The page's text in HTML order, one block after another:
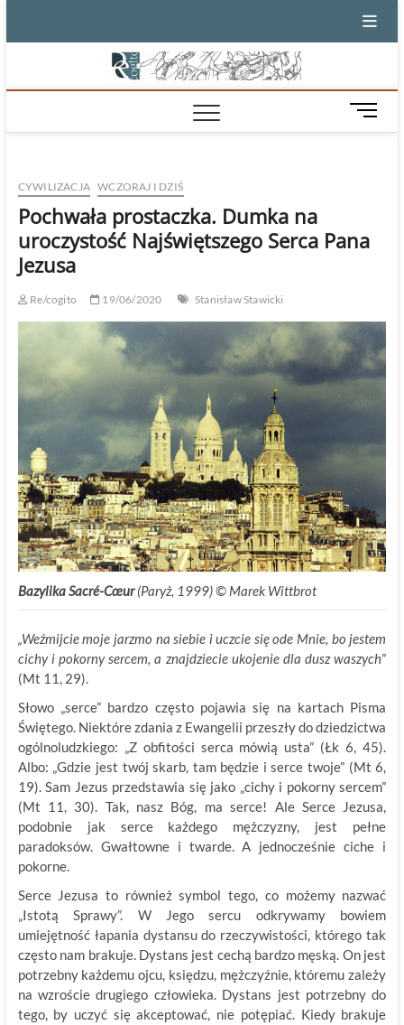
M
e
t
CYWILIZACJA WCZORAJ I DZIŚ
Pochwała prostaczka. Dumka na
uroczystość Najświętszego Serca Pana
Jezusa
Re/cogito 19/06/2020 Stanisław Stawicki
Bazylika Sacré-Cœur(Paryż, 1999) © Marek Wittbrot
„Weźmijcie moje jarzmo na siebie i uczcie się ode Mnie, bo jestem
cichy i pokorny sercem, a znajdziecie ukojenie dla dusz waszych”
(Mt 11, 29).
Słowo „serce” bardzo często pojawia się na kartach Pisma
Świętego. Niektóre zdania z Ewangelii przeszły do dziedzictwa
ogólnoludzkiego: „Z obfitości serca mówią usta” (Łk 6, 45).
Albo: „Gdzie jest twój skarb, tam będzie i serce twoje” (Mt 6,
19). Sam Jezus przedstawia się jako „cichy i pokorny sercem”
(Mt 11, 30). Tak, nasz Bóg, ma serce! Ale Serce Jezusa,
podobnie jak serce każdego mężczyzny, jest pełne
paradoksów. Gwałtowne i twarde. A jednocześnie ciche i
pokorne.
Serce Jezusa to również symbol tego, co możemy nazwać
„Istotą Sprawy”. W Jego sercu odkrywamy bowiem
umiejętność łapania dystansu do rzeczywistości, którego tak
często nam brakuje. Dystans jest cechą bardzo męską. On jest
potrzebny każdemu ojcu, księdzu, mężczyźnie, któremu zależy
na wzroście drugiego człowieka. Dystans jest potrzebny do
tego, by uczyć się akceptować, nie potępiać. Kiedy brakuje